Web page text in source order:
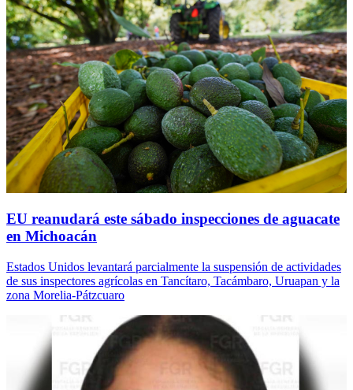
EU reanudará este sábado inspecciones de aguacate
en Michoacán
Estados Unidos levantará parcialmente la suspensión de actividades
de sus inspectores agrícolas en Tancítaro, Tacámbaro, Uruapan y la
zona Morelia-Pátzcuaro